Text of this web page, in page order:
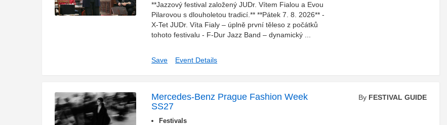
**Jazzový festival založený JUDr. Vítem Fialou a Evou
Pilarovou s dlouholetou tradicí.** **Pátek 7. 8. 2026** -
X-Tet JUDr. Víta Fialy – úplně první těleso z počátků
tohoto festivalu - F-Dur Jazz Band – dynamický ...
Save Event Details
Mercedes-Benz Prague Fashion Week
SS27
Festivals
By FESTIVAL GUIDE